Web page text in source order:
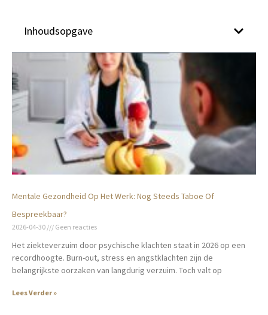
Inhoudsopgave
Mentale Gezondheid Op Het Werk: Nog Steeds Taboe Of
Bespreekbaar?
2026-04-30 Geen reacties
Het ziekteverzuim door psychische klachten staat in 2026 op een
recordhoogte. Burn-out, stress en angstklachten zijn de
belangrijkste oorzaken van langdurig verzuim. Toch valt op
Lees Verder »